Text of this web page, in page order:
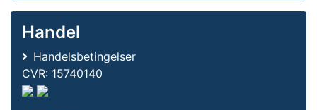
Handel
Handelsbetingelser
CVR: 15740140